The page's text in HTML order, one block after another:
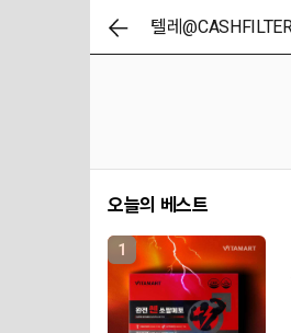
오늘의 베스트
1